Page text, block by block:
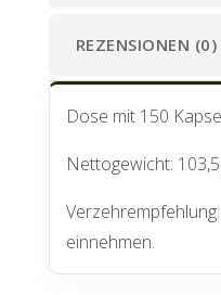
REZENSIONEN (0)
Dose mit 150
Nettogewicht: 103,5
einnehmen.